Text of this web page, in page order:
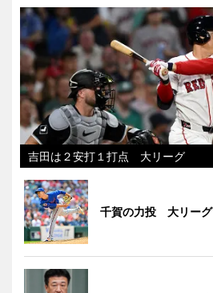
吉田は２安打１打点 大リーグ
千賀の力投 大リーグ